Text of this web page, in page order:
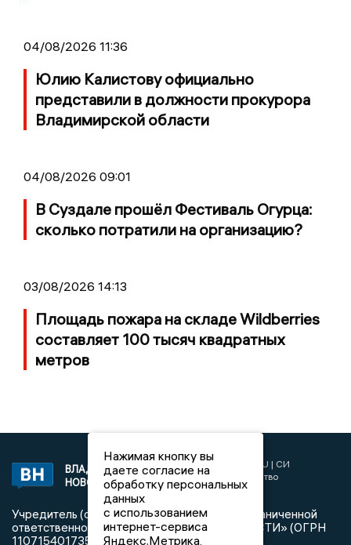
04/08/2026 11:36
Юлию Калистову официально
представили в должности прокурора
Владимирской области
04/08/2026 09:01
В Суздале прошёл Фестиваль Огурца:
сколько потратили на организацию?
03/08/2026 14:13
Площадь пожара на складе Wildberries
составляет 100 тысяч квадратных
метров
ВЛАДИМИРСКИЕ
НОВОСТИ
2017 © NEWSVLADIMIR.RU | СИ
«Информационное агентство
Владимирские новости»
Учредитель (соучредители): Общество с ограниченной
ответственностью «РЕГИОНАЛЬНЫЕ НОВОСТИ» (ОГРН
1107154017354)
Нажимая кнопку вы
даете согласие на
обработку персональных
данных
с использованием
интернет-сервиса
Яндекс.Метрика,